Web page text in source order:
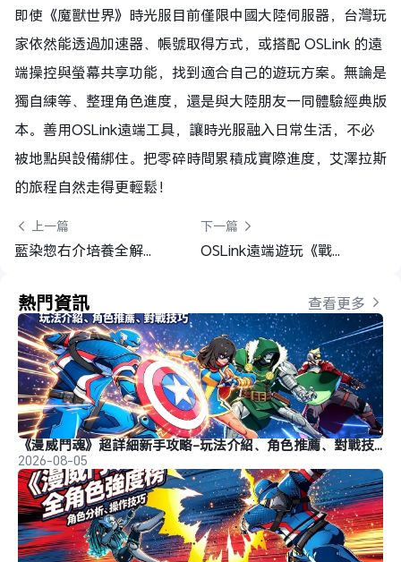
即使《魔獸世界》時光服目前僅限中國大陸伺服器，台灣玩
家依然能透過加速器、帳號取得方式，或搭配 OSLink 的遠
端操控與螢幕共享功能，找到適合自己的遊玩方案。無論是
獨自練等、整理角色進度，還是與大陸朋友一同體驗經典版
本。善用OSLink遠端工具，讓時光服融入日常生活，不必
被地點與設備綁住。把零碎時間累積成實際進度，艾澤拉斯
的旅程自然走得更輕鬆！
上一篇
藍染惣右介培養全解析，最強隊伍推薦 | BLEACH：刀鳴
下一篇
OSLink遠端遊玩《戰地風雲™ 6》完整指南：解鎖自由遊戲新方式
熱門資訊 查看更多
《漫威鬥魂》超詳細新手攻略-玩法介紹、角色推薦、對戰技巧
2026-08-05